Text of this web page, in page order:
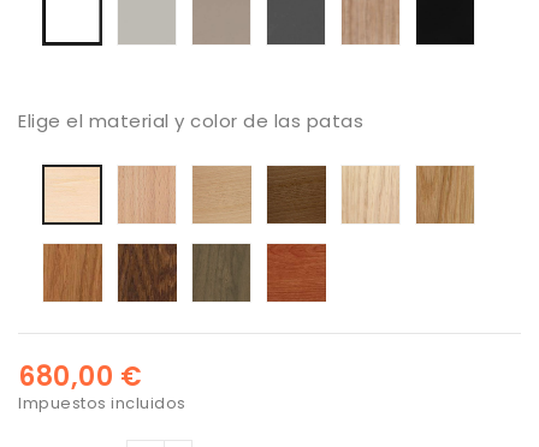
liso
mate
mate
Antracitamate
mate
Elige el material y color de las patas
Haya
blanqueadabarnizado
natural
tostada
Haya
Canaletto
Roble
blanqueado
natural
Roble
medio
Roble
oscuro
Roble
color
Nogal
Color
680,00 €
Impuestos incluidos